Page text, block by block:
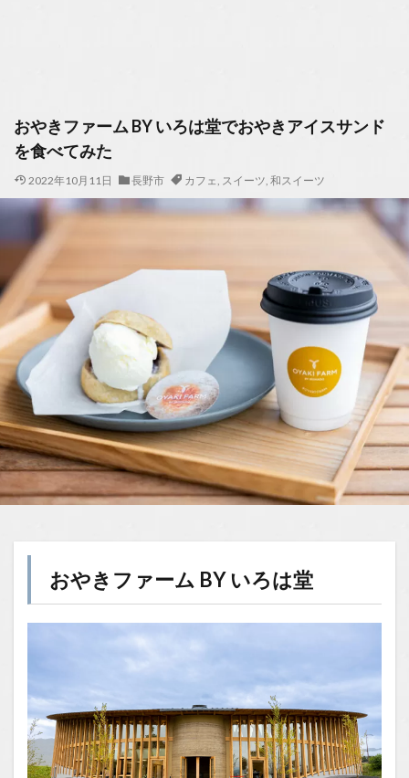
おやきファーム BY いろは堂でおやきアイスサンド
を食べてみた
2022年10月11日 長野市 カフェ, スイーツ, 和スイーツ
おやきファーム BY いろは堂